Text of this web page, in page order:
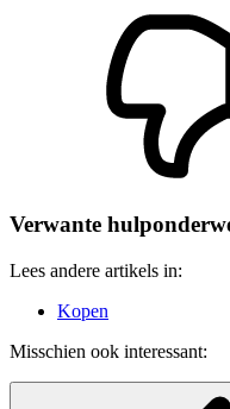
Verwante
Lees andere artikels in:
Kopen
Misschien ook interessant: